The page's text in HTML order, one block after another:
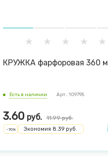
КРУЖКА фарфоровая 360
Есть в наличии Арт.: 109795
3.60 руб. 11.99руб.
-70% Экономия 8.39руб.